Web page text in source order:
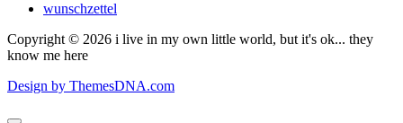
wunschzettel
Copyright © 2026 i live in my own little world, but it's ok... they
know me here
Design by ThemesDNA.com